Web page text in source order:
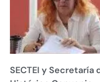
SECTEI y Secretaría